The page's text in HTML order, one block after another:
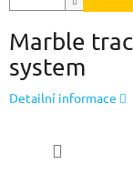
Marble
system
Detailní informace